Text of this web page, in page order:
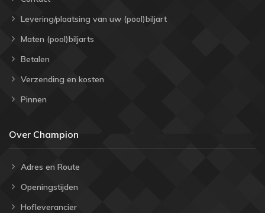
Levering/plaatsing van uw (pool)biljart
Maten (pool)biljarts
Betalen
Verzending en kosten
Pinnen
Over Champion
Adres en Route
Openingstijden
Hofleverancier